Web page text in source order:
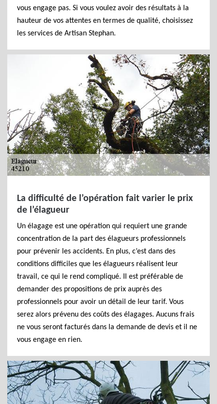
vous engage pas. Si vous voulez avoir des résultats à la
hauteur de vos attentes en termes de qualité, choisissez
les services de Artisan Stephan.
La difficulté de l’opération fait varier le prix
de l’élagueur
Un élagage est une opération qui requiert une grande
concentration de la part des élagueurs professionnels
pour prévenir les accidents. En plus, c’est dans des
conditions difficiles que les élagueurs réalisent leur
travail, ce qui le rend compliqué. Il est préférable de
demander des propositions de prix auprès des
professionnels pour avoir un détail de leur tarif. Vous
serez alors prévenu des coûts des élagages. Aucuns frais
ne vous seront facturés dans la demande de devis et il ne
vous engage en rien.